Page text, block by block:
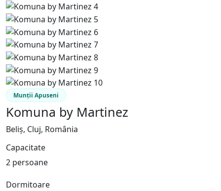
Munții Apuseni
Komuna by Martinez
Beliș, Cluj, România
Capacitate
2 persoane
Dormitoare